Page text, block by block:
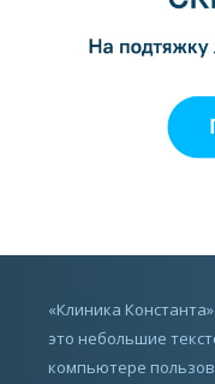
ИМЕЮТСЯ
«Клиника
это небольшие
компьютере